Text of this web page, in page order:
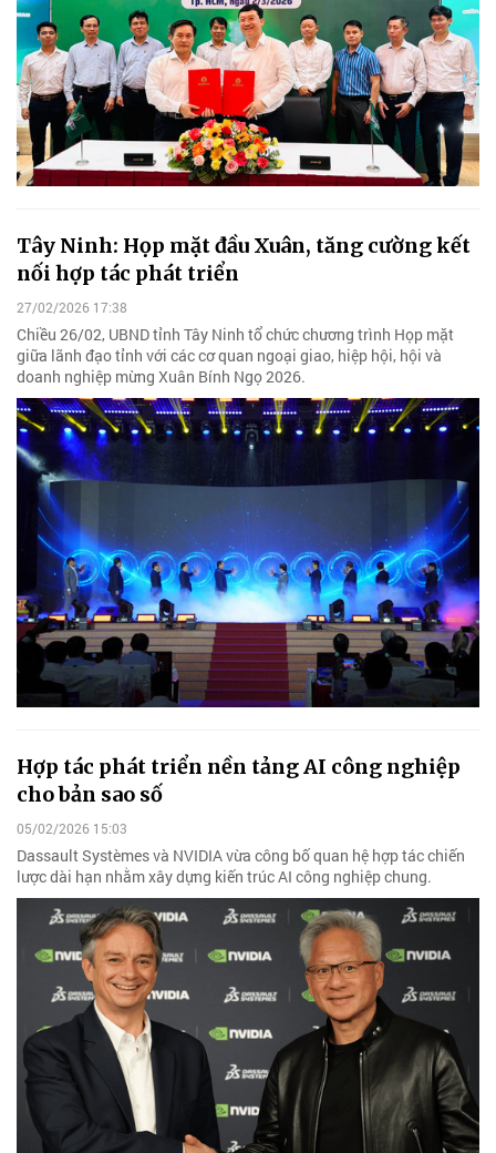
Tây Ninh: Họp mặt đầu Xuân, tăng cường kết
nối hợp tác phát triển
27/02/2026 17:38
Chiều 26/02, UBND tỉnh Tây Ninh tổ chức chương trình Họp mặt
giữa lãnh đạo tỉnh với các cơ quan ngoại giao, hiệp hội, hội và
doanh nghiệp mừng Xuân Bính Ngọ 2026.
Hợp tác phát triển nền tảng AI công nghiệp
cho bản sao số
05/02/2026 15:03
Dassault Systèmes và NVIDIA vừa công bố quan hệ hợp tác chiến
lược dài hạn nhằm xây dựng kiến trúc AI công nghiệp chung.